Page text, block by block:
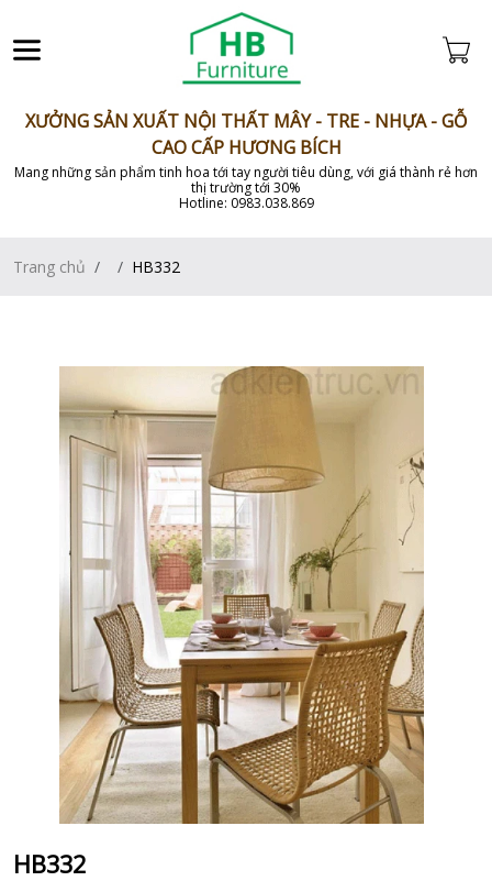
XƯỞNG SẢN XUẤT NỘI THẤT MÂY - TRE - NHỰA - GỖ
CAO CẤP HƯƠNG BÍCH
Mang những sản phẩm tinh hoa tới tay người tiêu dùng, với giá thành rẻ hơn
thị trường tới 30%
Hotline: 0983.038.869
Trang chủ HB332
HB332